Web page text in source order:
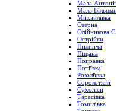
Мала
Мала
Михайлівка
Озерна
Олійникова
Острійки
Пилипча
Піщана
Поправка
Потіївка
Розаліївка
Сорокотяги
Сухоліси
Тарасівка
Томилівка